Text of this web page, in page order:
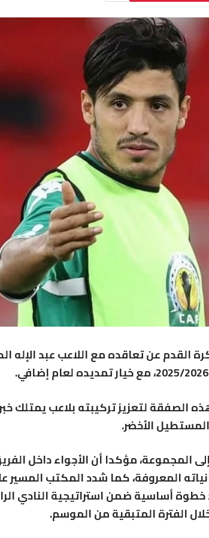
القدم عن تعاقده مع اللاعب عبد الإله
الصفقة لتعزيز تركيبته بلاعب يمتلك
الأخضر.
المجموعة، مؤكدا أن الأجواء داخل
المعروفة، كما شدد المكتب المسير
أساسية ضمن استراتيجية النادي
الفترة المتبقية من الموسم.